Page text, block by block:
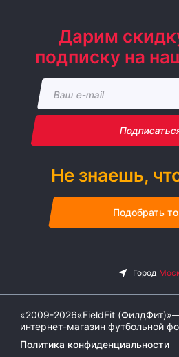
Дарим
подписку на
Не знаешь,
Подобрать
«2009-2026«FieldFit
интернет-магазин футбольной
Политика конфиденциальности